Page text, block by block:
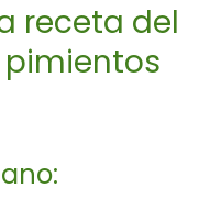
receta del